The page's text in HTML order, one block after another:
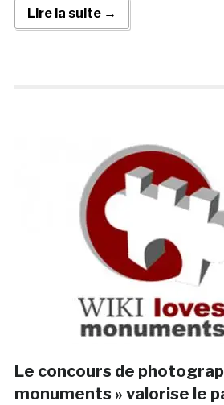
Lire la suite →
Le concours de
monuments » valorise le